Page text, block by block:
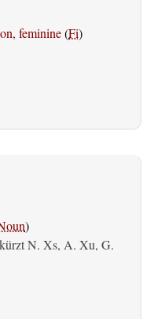
feminine(Fi)
)
N. Xs, A. Xu, G.